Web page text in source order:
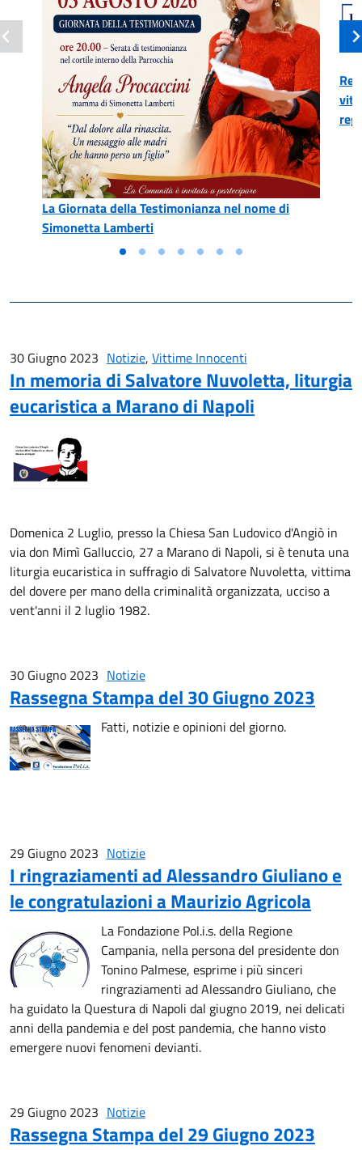
La Giornata della Testimonianza nel nome di
Simonetta Lamberti
30 Giugno 2023 Notizie, Vittime Innocenti
In memoria di Salvatore Nuvoletta, liturgia
eucaristica a Marano di Napoli
Domenica 2 Luglio, presso la Chiesa San Ludovico d'Angiò in
via don Mimì Galluccio, 27 a Marano di Napoli, si è tenuta una
liturgia eucaristica in suffragio di Salvatore Nuvoletta, vittima
del dovere per mano della criminalità organizzata, ucciso a
vent'anni il 2 luglio 1982.
30 Giugno 2023 Notizie
Rassegna Stampa del 30 Giugno 2023
Fatti, notizie e opinioni del giorno.
29 Giugno 2023 Notizie
I ringraziamenti ad Alessandro Giuliano e
le congratulazioni a Maurizio Agricola
La Fondazione Pol.i.s. della Regione
Campania, nella persona del presidente don
Tonino Palmese, esprime i più sinceri
ringraziamenti ad Alessandro Giuliano, che
ha guidato la Questura di Napoli dal giugno 2019, nei delicati
anni della pandemia e del post pandemia, che hanno visto
emergere nuovi fenomeni devianti.
29 Giugno 2023 Notizie
Rassegna Stampa del 29 Giugno 2023